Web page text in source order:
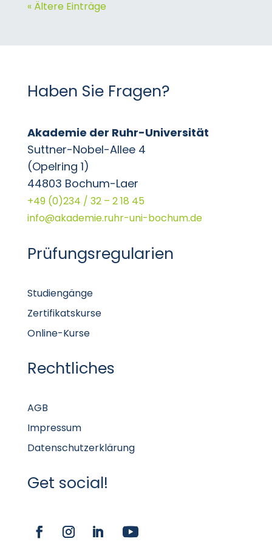
« Ältere Einträge
Haben Sie Fragen?
Akademie der Ruhr-Universität
Suttner-Nobel-Allee 4
(Opelring 1)
44803 Bochum-Laer
+49 (0)234 / 32 – 2 18 45
info@akademie.ruhr-uni-bochum.de
Prüfungsregularien
Studiengänge
Zertifikatskurse
Online-Kurse
Rechtliches
AGB
Impressum
Datenschutzerklärung
Get social!